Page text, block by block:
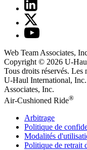
Web Team Associates,
Copyright © 2026 U-
Tous droits réservés. Les
U-Haul International, Inc.
Associates, Inc.
Air-Cushioned Ride®
Arbitrage
Politique de
Modalités
Politique de retrait